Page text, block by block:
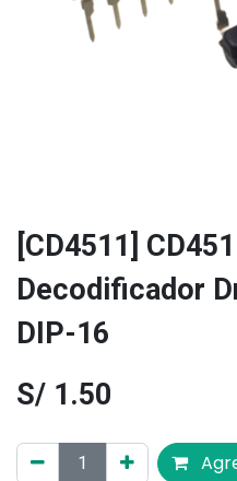
[CD4511]
Decodificador
DIP-16
S/ 1.50